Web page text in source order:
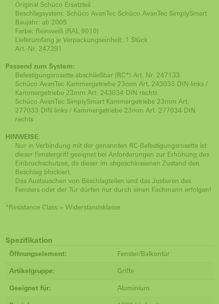
Original Schüco Ersatzteil
Beschlagsystem: Schüco AvanTec Schüco AvanTec SimplySmart
Baujahr: ab 2005
Farbe: Reinweiß (RAL 9010)
Lieferumfang je Verpackungseinheit: 1 Stück
Art.-Nr. 247291
Passend zum System:
Befestigungsrosette abschließbar (RC*) Art. Nr. 247133
Schüco AvanTec Kammergetriebe 23mm Art. 243033 DIN links /
Kammergetriebe 23mm Art. 243034 DIN rechts
Schüco AvanTec SimplySmart Kammergetriebe 23mm Art.
277033 DIN links / Kammergetriebe 23mm Art. 277034 DIN
rechts
HINWEISE:
Nur in Verbindung mit der genannten RC-Befestigungsrosette ist
dieser Fenstergriff geeignet bei Anforderungen zur Erhöhung des
Einbruchschutzes, da dieser im abgeschlossenen Zustand den
Beschlag blockiert.
Das Austauschen von Beschlagteilen und das Justieren des
Fensters oder der Tür dürfen nur durch einen Fachmann erfolgen!
*Resistance Class = Widerstandsklasse
Spezifikation
Öffnungselement: Fenster/Balkontür
Artikelgruppe: Griffe
Geeignet für: Aluminium